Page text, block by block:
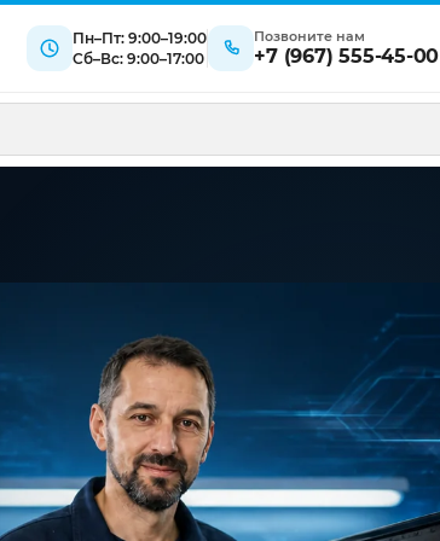
Пн–Пт: 9:00–19:00
Сб–Вс: 9:00–17:00
Позвоните нам
+7 (967) 555-45-00